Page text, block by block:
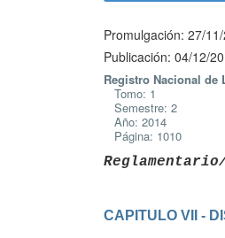
Promulgación: 27/
Publicación: 04/12/
Registro Nacional de
Tomo: 1
Semestre: 2
Año: 2014
Página: 1010
CAPITULO VII -